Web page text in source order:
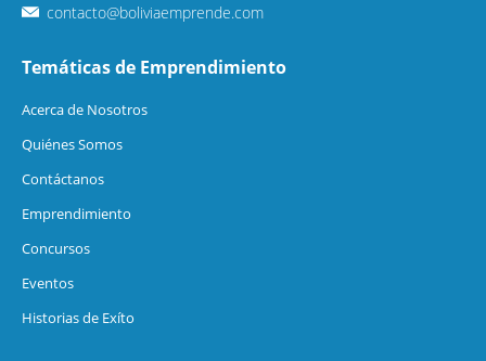
contacto@boliviaemprende.com
Temáticas de Emprendimiento
Acerca de Nosotros
Quiénes Somos
Contáctanos
Emprendimiento
Concursos
Eventos
Historias de Exíto